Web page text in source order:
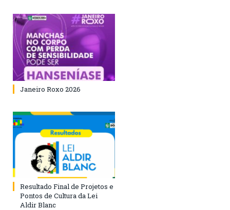
Janeiro Roxo 2026
Resultado Final de Projetos e
Pontos de Cultura da Lei
Aldir Blanc